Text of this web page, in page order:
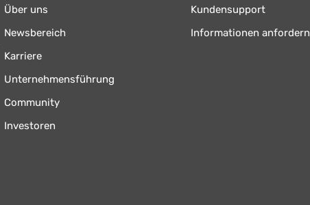
Über uns
Newsbereich
Karriere
Unternehmensführung
Community
Investoren
Kundensupport
Informationen anfordern